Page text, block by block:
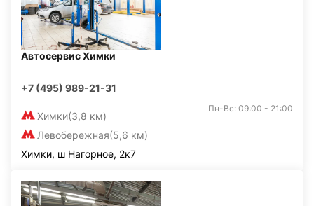
Автосервис Химки
+7 (495) 989-21-31
Химки(3,8 км)
Левобережная(5,6 км)
Пн-Вс: 09:00 - 21:00
Химки, ш Нагорное, 2к7